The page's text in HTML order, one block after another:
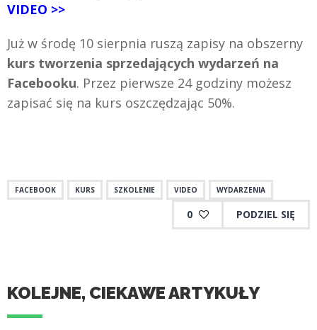
VIDEO >>
Już w środę 10 sierpnia ruszą zapisy na obszerny
kurs tworzenia sprzedających wydarzeń na
Facebooku. Przez pierwsze 24 godziny możesz
zapisać się na kurs oszczędzając 50%.
FACEBOOK KURS SZKOLENIE VIDEO WYDARZENIA
0 PODZIEL SIĘ
KOLEJNE, CIEKAWE ARTYKUŁY